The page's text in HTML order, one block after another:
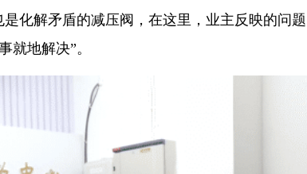
化解矛盾的减压阀，在这里，业主反映的问题
就地解决”。